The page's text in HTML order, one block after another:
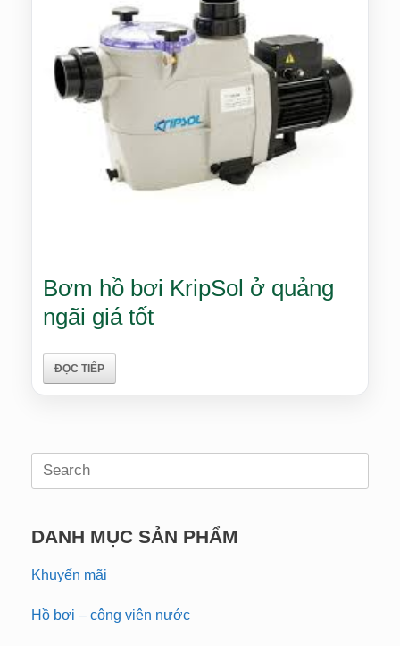
Bơm hồ bơi KripSol ở quảng
ngãi giá tốt
ĐỌC TIẾP
Search
DANH MỤC SẢN PHẨM
Khuyến mãi
Hồ bơi – công viên nước